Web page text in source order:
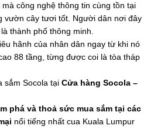
mà công nghệ thông tin cùng tồn tại
vườn cây tươi tốt. Người dân nơi đây
thành phố thông minh.
hãnh của nhân dân ngay từ khi nó
88 tầng, từng được coi là tòa tháp
sắm Socola tại Cửa hàng Socola –
phá và thoả sức mua sắm tại các
nổi tiếng nhất cua Kuala Lumpur